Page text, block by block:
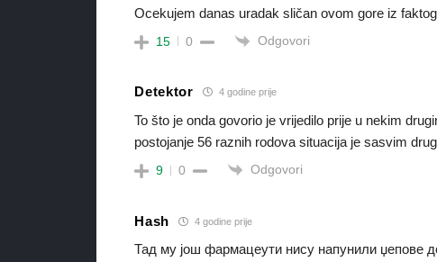
Ocekujem danas uradak sličan ovom gore iz
15 0 Odgovori
Detektor 4 godine prije
To što je onda govorio je vrijedilo prije u nekim
postojanje 56 raznih rodova situacija je sasvim
9 0 Odgovori
Hash 4 godine prije
Тад му још фармацеути нису напунили џепове